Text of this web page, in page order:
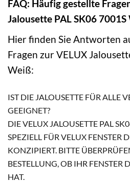
FAQ: Häufig gestellte
Jalousette PAL SK06
Hier finden Sie Antworten
Fragen zur VELUX
Weiß:
IST DIE JALOUSETTE FÜR ALLE
GEEIGNET?
DIE VELUX JALOUSETTE PAL
PEZIELL FÜR VELUX FENSTER
NZIPIERT. BITTE ÜBERPRÜFEN
STELLUNG, OB IHR FENSTER DIE
.